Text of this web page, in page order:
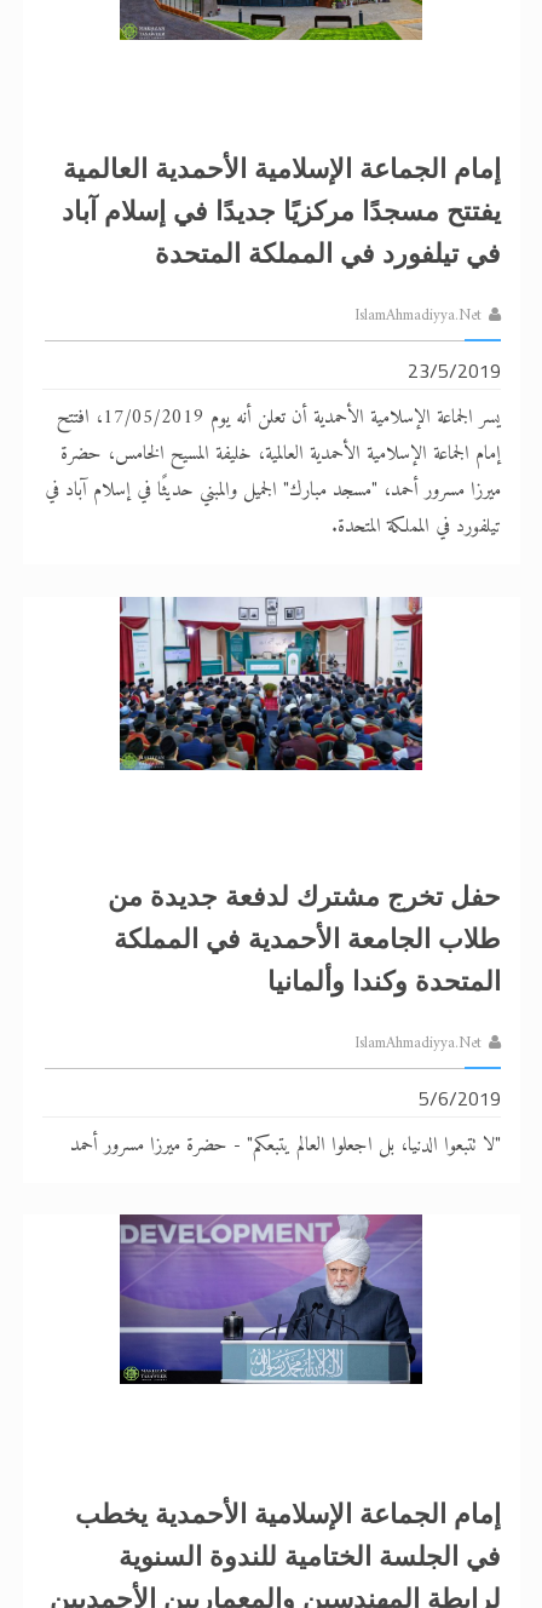
إمام الجماعة الإسلامية الأحمدية العالمية
يفتتح مسجدًا مركزيًا جديدًا في إسلام آباد
في تيلفورد في المملكة المتحدة
IslamAhmadiyya.Net
23/5/2019
يسر الجماعة الإسلامية الأحمدية أن تعلن أنه يوم 17/05/2019، افتتح
إمام الجماعة الإسلامية الأحمدية العالمية، خليفة المسيح الخامس، حضرة
ميرزا مسرور أحمد، "مسجد مبارك" الجميل والمبني حديثًا في إسلام آباد في
تيلفورد في المملكة المتحدة.
حفل تخرج مشترك لدفعة جديدة من
طلاب الجامعة الأحمدية في المملكة
المتحدة وكندا وألمانيا
IslamAhmadiyya.Net
5/6/2019
"لا تتبعوا الدنيا، بل اجعلوا العالم يتبعكم" - حضرة ميرزا مسرور أحمد
إمام الجماعة الإسلامية الأحمدية يخطب
في الجلسة الختامية للندوة السنوية
لرابطة المهندسين والمعماريين الأحمديين